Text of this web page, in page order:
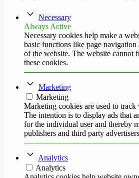
Necessary
Always Active
Necessary cookies help make a
basic functions like page navigation
of the website. The website cannot
these cookies.
Marketing
Marketing
Marketing cookies are used to track
The intention is to display ads that
for the individual user and thereby
publishers and third party
Analytics
Analytics